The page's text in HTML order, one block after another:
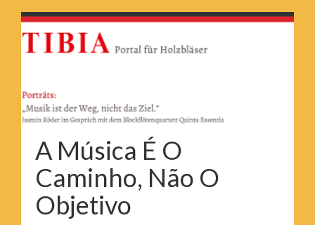
A Música É O
Caminho, Não O
Objetivo